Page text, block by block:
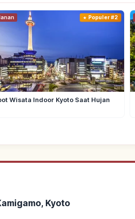
Populer #2
Wisata Indoor Kyoto Saat Hujan
Kyoto